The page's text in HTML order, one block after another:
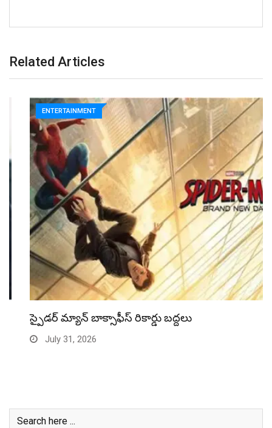
Related Articles
ENTERTAINMENT
స్పైడర్ మ్యాన్ బాక్సాఫీస్ రికార్డు బద్దలు
July 31, 2026